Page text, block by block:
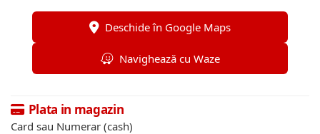
Deschide în Google Maps
Navighează cu Waze
Plata in magazin
Card sau Numerar (cash)